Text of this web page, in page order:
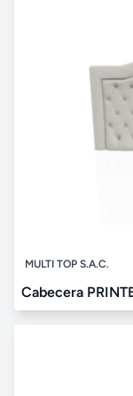
MULTI TOP S.A.C.
Cabecera